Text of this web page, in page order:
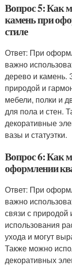
Вопрос 5: Как
камень при
стиле
Ответ: При
важно
дерево и камень.
природой и
мебели, полки и
для пола и стен.
декоративные
вазы и статуэтки.
Вопрос 6: Как
оформлении
Ответ: При
важно
связи с природой
использования
ухода и могут
Также можно
декоративных